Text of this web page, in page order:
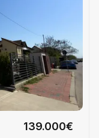
139.000€